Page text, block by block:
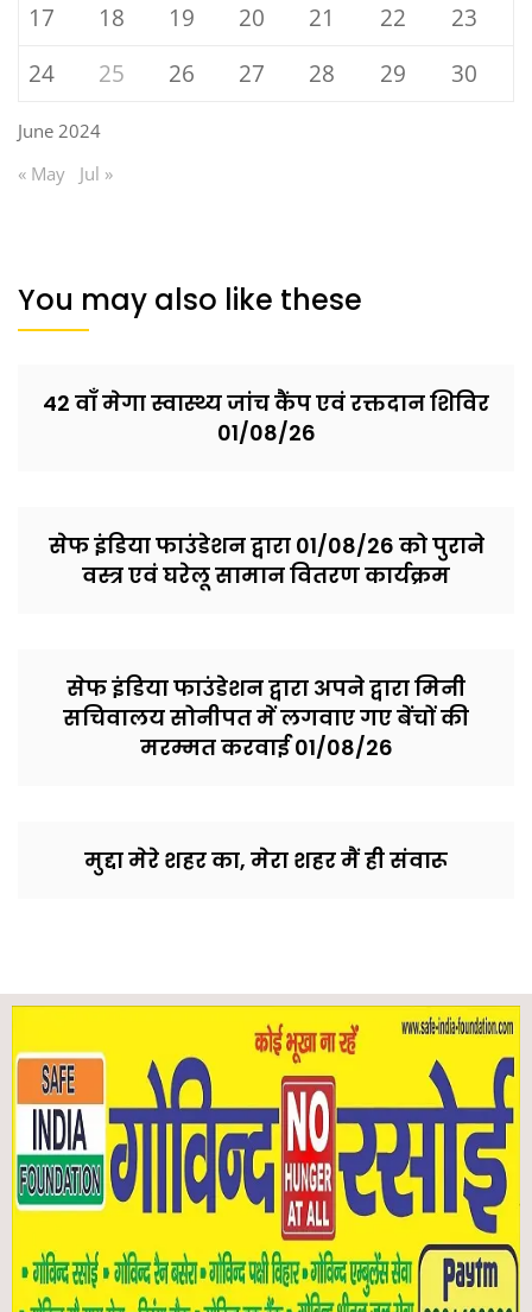
June 2024
17
18 19 20 21 22
23
24
25 26 27 28 29 30
« May Jul »
You may also like these
42 वाँ मेगा स्वास्थ्य जांच कैंप एवं रक्तदान शिविर
01/08/26
सेफ इंडिया फाउंडेशन द्वारा 01/08/26 को पुराने
वस्त्र एवं घरेलू सामान वितरण कार्यक्रम
सेफ इंडिया फाउंडेशन द्वारा अपने द्वारा मिनी
सचिवालय सोनीपत में लगवाए गए बेंचों की
मरम्मत करवाई 01/08/26
मुद्दा मेरे शहर का, मेरा शहर मैं ही संवारू